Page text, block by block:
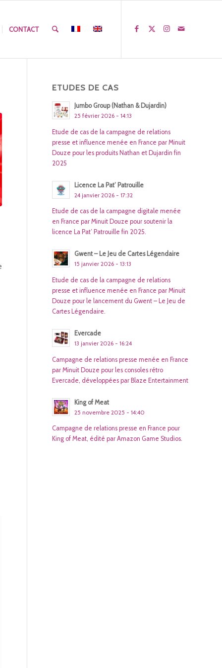
CONTACT
ETUDES DE CAS
Jumbo Group (Nathan & Dujardin)
25 février 2026 - 14:13
Etude de cas de la campagne de relations
presse et influence menée en France par Minuit
Douze pour les produits Nathan et Dujardin fin
2025
Licence La Pat’ Patrouille
24 janvier 2026 - 17:32
Etude de cas de la campagne digitale menée
en France par Minuit Douze pour soutenir la
licence La Pat’ Patrouille fin 2025.
Gwent – Le Jeu de Cartes Légendaire
15 janvier 2026 - 13:13
Etude de cas de la campagne de relations
presse et influence menée en France par Minuit
Douze pour le lancement du Gwent – Le Jeu de
Cartes Légendaire.
Evercade
13 janvier 2026 - 16:24
Campagne de relations presse menée en France
par Minuit Douze pour les consoles rétro
Evercade, développées par Blaze Entertainment
King of Meat
25 novembre 2025 - 14:40
Campagne de relations presse en France pour
King of Meat, édité par Amazon Game Studios.